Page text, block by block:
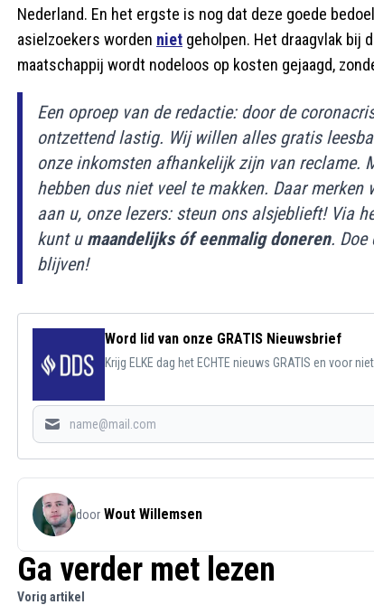
Nederland. En het ergste is nog dat deze goede
asielzoekers worden niet geholpen. Het draagvlak bij
maatschappij wordt nodeloos op kosten gejaagd,
Een oproep van de redactie: door de
ontzettend lastig. Wij willen alles gratis
onze inkomsten afhankelijk zijn van reclame.
hebben dus niet veel te makken. Daar
aan u, onze lezers: steun ons alsjeblieft! Via
kunt u maandelijks óf eenmalig doneren. Doe
blijven!
Word lid van onze GRATIS Nieuwsbrief
Krijg ELKE dag het ECHTE nieuws GRATIS en voor
door Wout Willemsen
Ga verder met lezen
Vorig artikel